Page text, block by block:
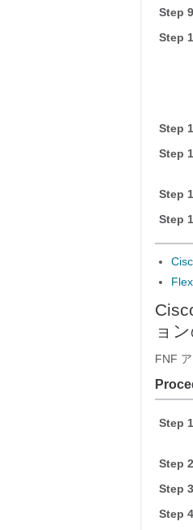
Step 9
Step
Step
Step
Step
Step
ョ
FNF
Step 1
Step 2
Step 3
Step 4